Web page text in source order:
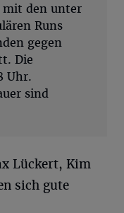
mit den unter
Runs
gegen
Die
Uhr.
sind
Lückert, Kim
sich gute